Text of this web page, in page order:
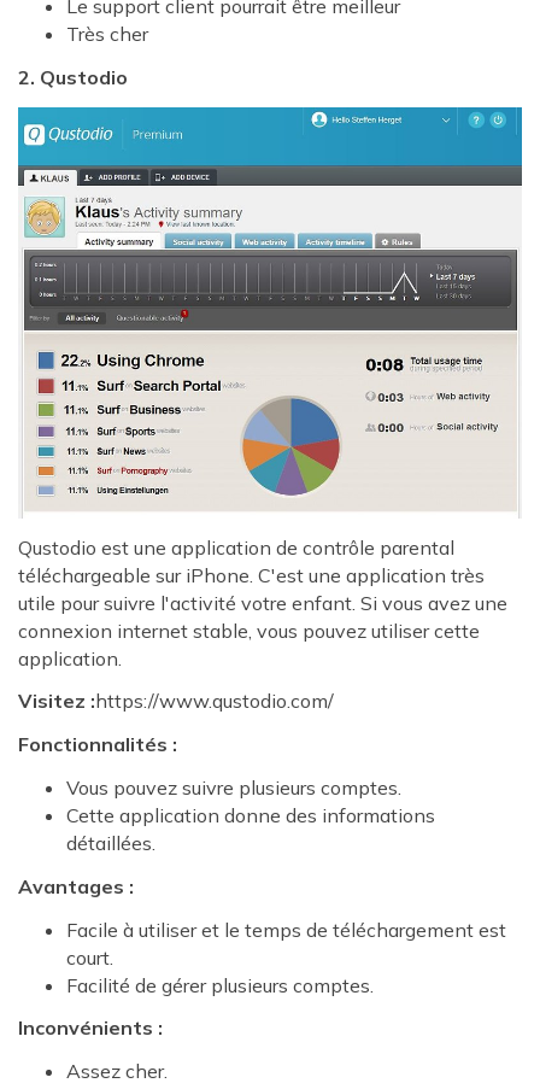
Le support client pourrait être meilleur
Très cher
2. Qustodio
Qustodio est une application de contrôle parental
téléchargeable sur iPhone. C'est une application très
utile pour suivre l'activité votre enfant. Si vous avez une
connexion internet stable, vous pouvez utiliser cette
application.
Visitez :https://www.qustodio.com/
Fonctionnalités :
Vous pouvez suivre plusieurs comptes.
Cette application donne des informations
détaillées.
Avantages :
Facile à utiliser et le temps de téléchargement est
court.
Facilité de gérer plusieurs comptes.
Inconvénients :
Assez cher.